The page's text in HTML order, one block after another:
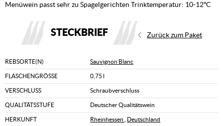
Menüwein passt sehr zu Spagelgerichten Trinktemperatur: 10-12ºC
STECKBRIEF Zurück zum Paket
REBSORTE(N) Sauvignon Blanc
FLASCHENGRÖSSE 0,75 l
VERSCHLUSS Schraubverschluss
QUALITÄTSSTUFE Deutscher Qualitätswein
HERKUNFT Rheinhessen Deutschland